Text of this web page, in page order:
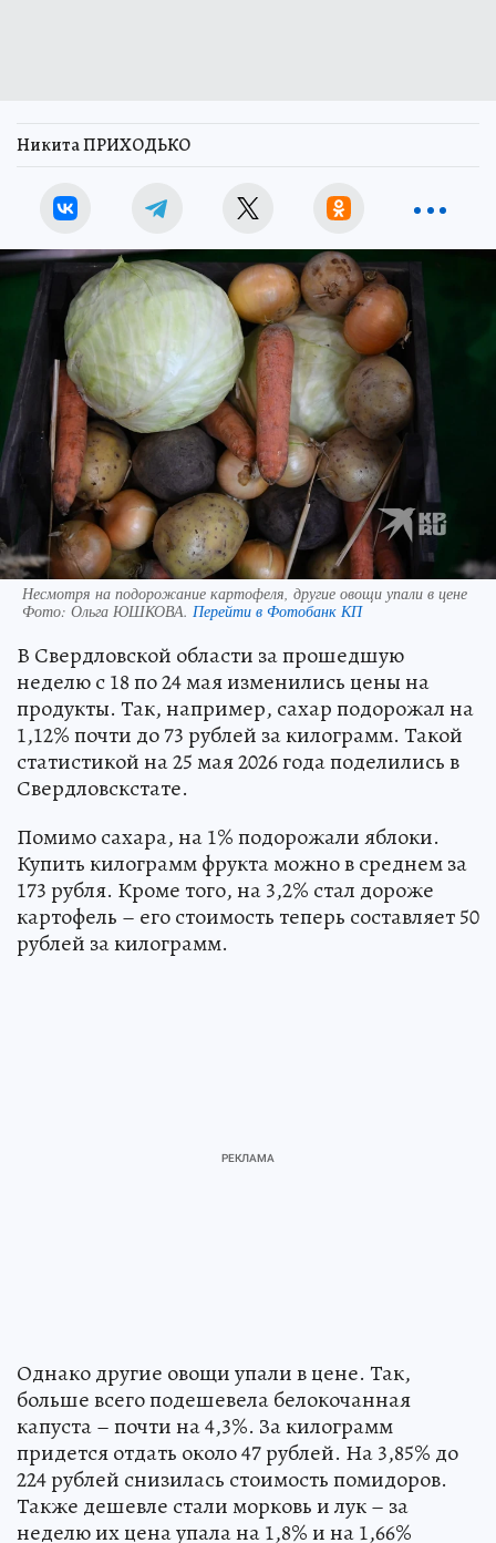
Никита ПРИХОДЬКО
Несмотря на подорожание картофеля, другие овощи упали в цене
Фото: Ольга ЮШКОВА. Перейти в Фотобанк КП
В Свердловской области за прошедшую
неделю с 18 по 24 мая изменились цены на
продукты. Так, например, сахар подорожал на
1,12% почти до 73 рублей за килограмм. Такой
статистикой на 25 мая 2026 года поделились в
Свердловскстате.
Помимо сахара, на 1% подорожали яблоки.
Купить килограмм фрукта можно в среднем за
173 рубля. Кроме того, на 3,2% стал дороже
картофель – его стоимость теперь составляет 50
рублей за килограмм.
Однако другие овощи упали в цене. Так,
больше всего подешевела белокочанная
капуста – почти на 4,3%. За килограмм
придется отдать около 47 рублей. На 3,85% до
224 рублей снизилась стоимость помидоров.
Также дешевле стали морковь и лук – за
неделю их цена упала на 1,8% и на 1,66%